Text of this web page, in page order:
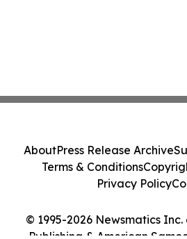
© 1995-2026 Newsmatics
Publishing & American
AboutPress Release Archive
Terms & Conditions
Privacy Policy